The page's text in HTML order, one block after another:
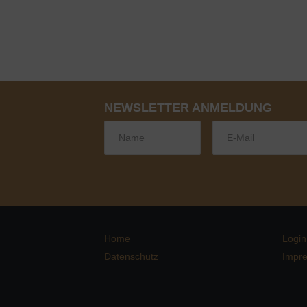
NEWSLETTER ANMELDUNG
Home
Login
Datenschutz